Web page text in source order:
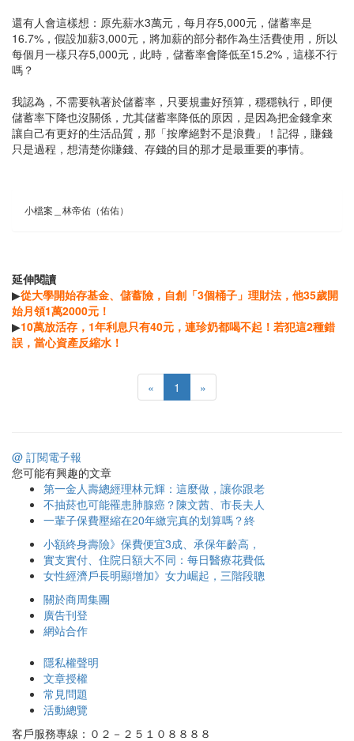
還有人會這樣想：原先薪水3萬元，每月存5,000元，儲蓄率是
16.7%，假設加薪3,000元，將加薪的部分都作為生活費使用，所以
每個月一樣只存5,000元，此時，儲蓄率會降低至15.2%，這樣不行
嗎？
我認為，不需要執著於儲蓄率，只要規畫好預算，穩穩執行，即便
儲蓄率下降也沒關係，尤其儲蓄率降低的原因，是因為把金錢拿來
讓自己有更好的生活品質，那「按摩絕對不是浪費」！記得，賺錢
只是過程，想清楚你賺錢、存錢的目的那才是最重要的事情。
小檔案＿林帝佑（佑佑）
延伸閱讀
▶從大學開始存基金、儲蓄險，自創「3個桶子」理財法，他35歲開
始月領1萬2000元！
▶10萬放活存，1年利息只有40元，連珍奶都喝不起！若犯這2種錯
誤，當心資產反縮水！
« 1 »
@ 訂閱電子報
您可能有興趣的文章
第一金人壽總經理林元輝：這麼做，讓你跟老
不抽菸也可能罹患肺腺癌？陳文茜、市長夫人
一輩子保費壓縮在20年繳完真的划算嗎？終
小額終身壽險》保費便宜3成、承保年齡高，
實支實付、住院日額大不同：每日醫療花費低
女性經濟戶長明顯增加》女力崛起，三階段聰
關於商周集團
廣告刊登
網站合作
隱私權聲明
文章授權
常見問題
活動總覽
客戶服務專線：０２－２５１０８８８８